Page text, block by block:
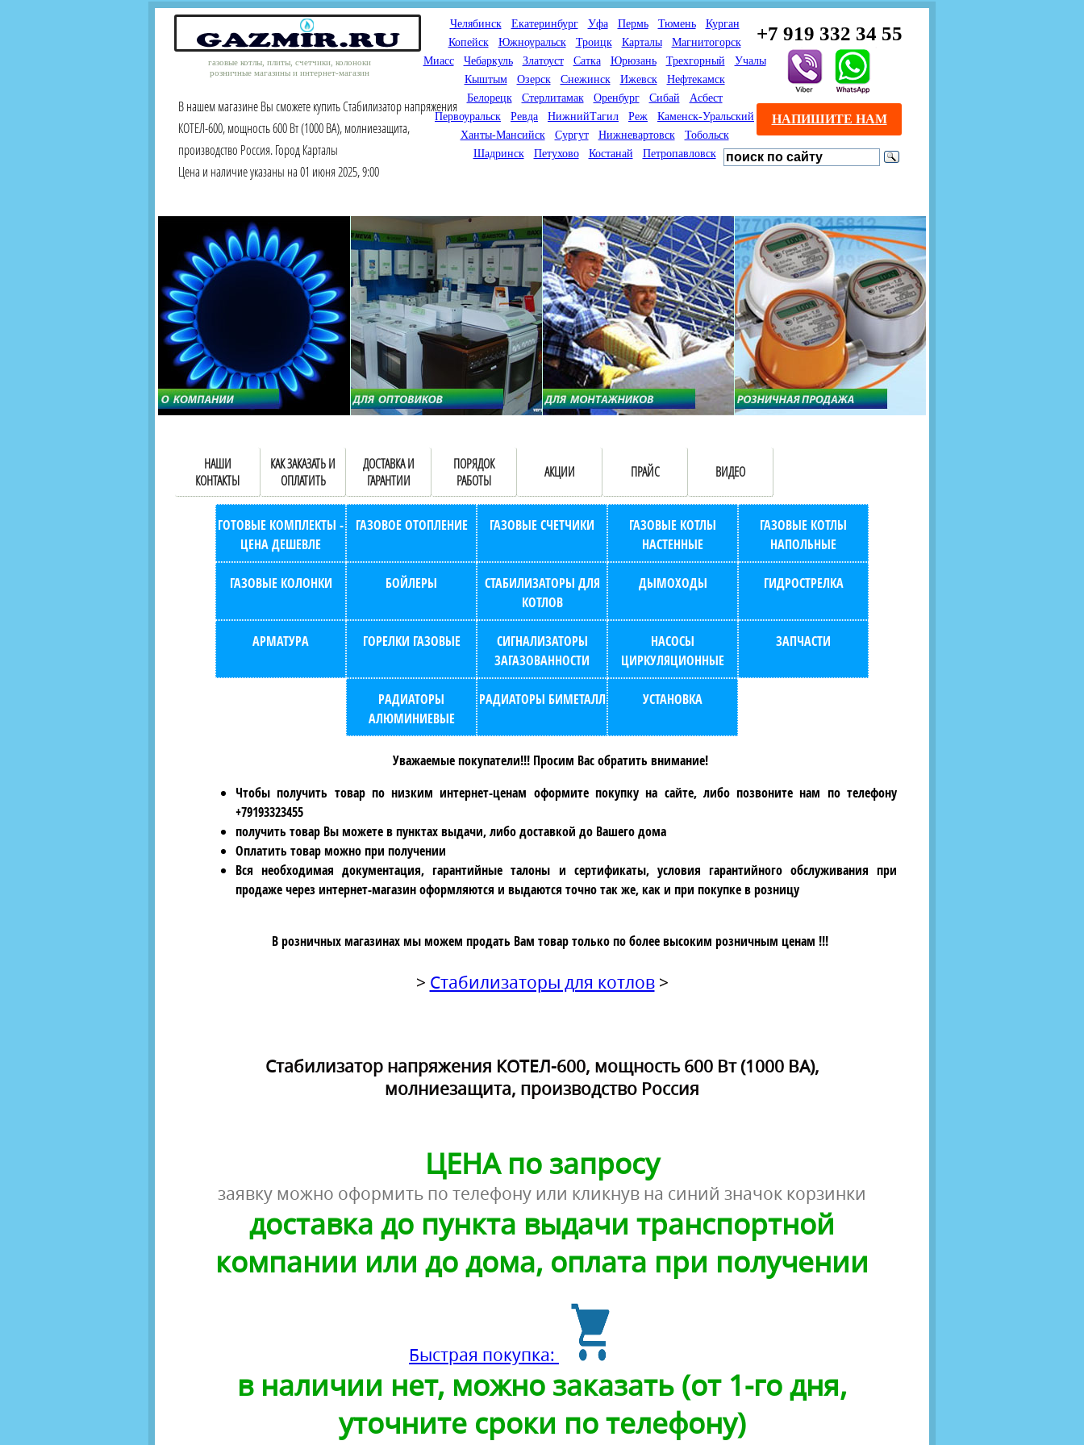
газовые котлы, плиты, счетчики, колоноки
розничные магазины и интернет-магазин
+7 919 332 34 55
Челябинск Екатеринбург Уфа Пермь Тюмень
Курган
Копейск
Южноуральск Троицк Карталы
Магнитогорск
Миасс
Чебаркуль Златоуст Сатка Юрюзань Трехгорный
Учалы
Кыштым
Озерск Снежинск Ижевск
Нефтекамск
Белорецк
Стерлитамак Оренбург Сибай
Асбест
Первоуральск
Ревда НижнийТагил Реж
Каменск-Уральский
Ханты-Мансийск
Сургут Нижневартовск
Тобольск
Шадринск
Петухово Костанай Петропавловск
В нашем магазине Вы сможете купить Стабилизатор напряжения
КОТЕЛ-600, мощность 600 Вт (1000 ВА), молниезащита,
производство Россия. Город Карталы
Цена и наличие указаны на 01 июня 2025, 9:00
НАПИШИТЕ НАМ
Мы продаем газовые котлы
для отопления,
водонагреватели, счетчики
газа с доставкой по городам
России и Казахстана
Мы специализируемся на
снабжении магазинов
газового оборудования.
Предлагаем полный
ассортимент товара для
открытия магазина газового
оборудования в Вашем
городе. Мы знаем что будет
продаваться.
Предлагаем взаимовыгодное
сотрудничество
монтажникам газового
оборудования. Если Вы
занимаетесь установкой
газового оборудования, мы
предлагаем Вам оптовые
цены и документарное
сопровождение Ваших
продаж (берем всю
бухгалтерию "на себя")
НАШИ
КОНТАКТЫ
КАК ЗАКАЗАТЬ И
ОПЛАТИТЬ
ДОСТАВКА И
ГАРАНТИИ
ПОРЯДОК
РАБОТЫ
АКЦИИ ПРАЙС ВИДЕО
ГОТОВЫЕ КОМПЛЕКТЫ -
ЦЕНА ДЕШЕВЛЕ
ГАЗОВОЕ ОТОПЛЕНИЕ ГАЗОВЫЕ СЧЕТЧИКИ
ГАЗОВЫЕ КОТЛЫ
НАСТЕННЫЕ
ГАЗОВЫЕ КОТЛЫ
НАПОЛЬНЫЕ
ГАЗОВЫЕ КОЛОНКИ БОЙЛЕРЫ
СТАБИЛИЗАТОРЫ ДЛЯ
КОТЛОВ
ДЫМОХОДЫ ГИДРОСТРЕЛКА
АРМАТУРА ГОРЕЛКИ ГАЗОВЫЕ
СИГНАЛИЗАТОРЫ
ЗАГАЗОВАННОСТИ
НАСОСЫ
ЦИРКУЛЯЦИОННЫЕ
ЗАПЧАСТИ
РАДИАТОРЫ
АЛЮМИНИЕВЫЕ
РАДИАТОРЫ БИМЕТАЛЛ УСТАНОВКА
Уважаемые покупатели!!! Просим Вас обратить внимание!
Чтобы получить товар по низким интернет-ценам оформите покупку на сайте, либо позвоните нам по телефону
+79193323455
получить товар Вы можете в пунктах выдачи, либо доставкой до Вашего дома
Оплатить товар можно при получении
Вся необходимая документация, гарантийные талоны и сертификаты, условия гарантийного обслуживания при
продаже через интернет-магазин оформляются и выдаются точно так же, как и при покупке в розницу
В розничных магазинах мы можем продать Вам товар только по более высоким розничным ценам !!!
> Стабилизаторы для котлов>
Стабилизатор напряжения КОТЕЛ-600, мощность 600 Вт (1000 ВА),
молниезащита, производство Россия
ЦЕНА по запросу
заявку можно оформить по телефону или кликнув на синий значок корзинки
доставка до пункта выдачи транспортной
компании или до дома, оплата при получении
Быстрая покупка:
в наличии нет, можно заказать (от 1-го дня,
уточните сроки по телефону)